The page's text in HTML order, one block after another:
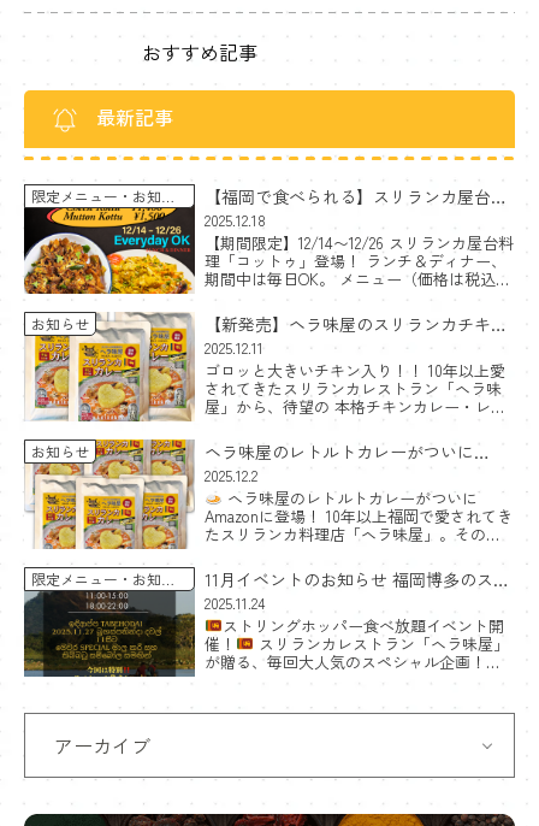
おすすめ記事
最新記事
限定メニュー
お知ら
【福岡で食べられる】スリランカ屋台料
理コットゥ｜チーズ＆マトン〈期間限
定〉
2025.12.18
【期間限定】12/14〜12/26 スリランカ屋台料
理「コットゥ」登場！ ランチ＆ディナー、
期間中は毎日OK。 メニュー（価格は税込）
チーズコットゥ（Cheese Kottu）｜1,400円
スパイスの香り×チーズのコ […]
お知らせ
【新発売】ヘラ味屋のスリランカチキン
カレー
レトルトセットをAmazonで出品開始！
2025.12.11
ゴロッと大きいチキン入り！！ 10年以上愛
されてきたスリランカレストラン「ヘラ味
屋」から、待望の 本格チキンカレー・レト
ルト が登場しました。 魅力ポイント ゴ
ロッと大きいチキンが2個入り レストランの
味そのまま 化 […]
お知らせ
ヘラ味屋のレトルトカレーがついに
Amazonに登場！
2025.12.2
ヘラ味屋のレトルトカレーがついに
Amazonに登場！ 10年以上福岡で愛されてき
たスリランカ料理店「ヘラ味屋」。その大
ーとしてAmazonで購入できるようになりま
した。 お店その […]
限定メニュー
お知ら
せ
11月イベントのお知らせ 福岡博多のスリ
ランカ料理食べ放題
2025.11.24
ストリングホッパー食べ放題イベント開
催！ スリランカレストラン「ヘラ味屋」
が贈る、毎回大人気のスペシャル企画！
2025年11月27日（木）に、期間限定のストリ
す！ ス […]